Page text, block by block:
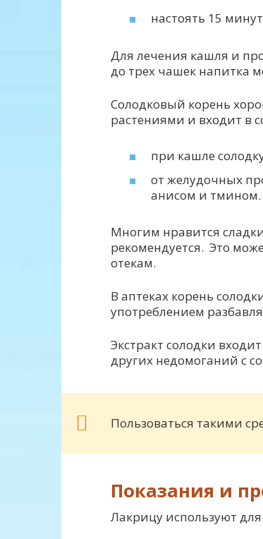
настоять 15
Для лечения кашля и
до трех чашек напитка
Солодковый корень
растениями и входит в
при кашле
от желудочных
анисом и тмином.
Многим нравится
рекомендуется. Это
отекам.
В аптеках корень
употреблением
Экстракт солодки
других недомоганий с
Пользоваться такими
Показания и
Лакрицу используют